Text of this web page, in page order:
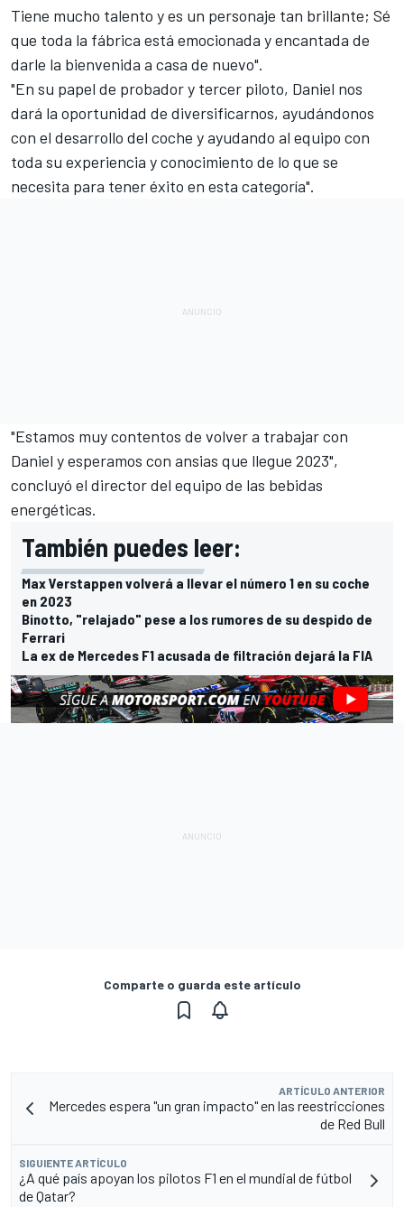
Tiene mucho talento y es un personaje tan brillante; Sé
que toda la fábrica está emocionada y encantada de
darle la bienvenida a casa de nuevo".
"En su papel de probador y tercer piloto, Daniel nos
dará la oportunidad de diversificarnos, ayudándonos
con el desarrollo del coche y ayudando al equipo con
toda su experiencia y conocimiento de lo que se
necesita para tener éxito en esta categoría".
"Estamos muy contentos de volver a trabajar con
Daniel y esperamos con ansias que llegue 2023",
concluyó el director del equipo de las bebidas
energéticas.
También puedes leer:
Max Verstappen volverá a llevar el número 1 en su coche
en 2023
Binotto, "relajado" pese a los rumores de su despido de
Ferrari
La ex de Mercedes F1 acusada de filtración dejará la FIA
Comparte o guarda este artículo
ARTÍCULO ANTERIOR
Mercedes espera "un gran impacto" en las reestricciones
de Red Bull
SIGUIENTE ARTÍCULO
¿A qué país apoyan los pilotos F1 en el mundial de fútbol
de Qatar?